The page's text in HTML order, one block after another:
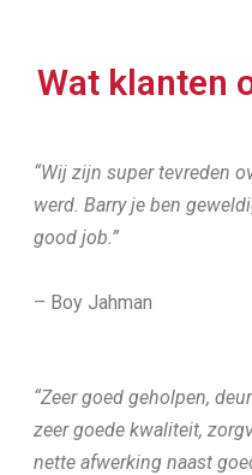
Wat klanten
“Wij zijn super tevreden
werd. Barry je ben
good job.”
– Boy Jahman
“Zeer goed geholpen,
zeer goede kwaliteit,
nette afwerking naast